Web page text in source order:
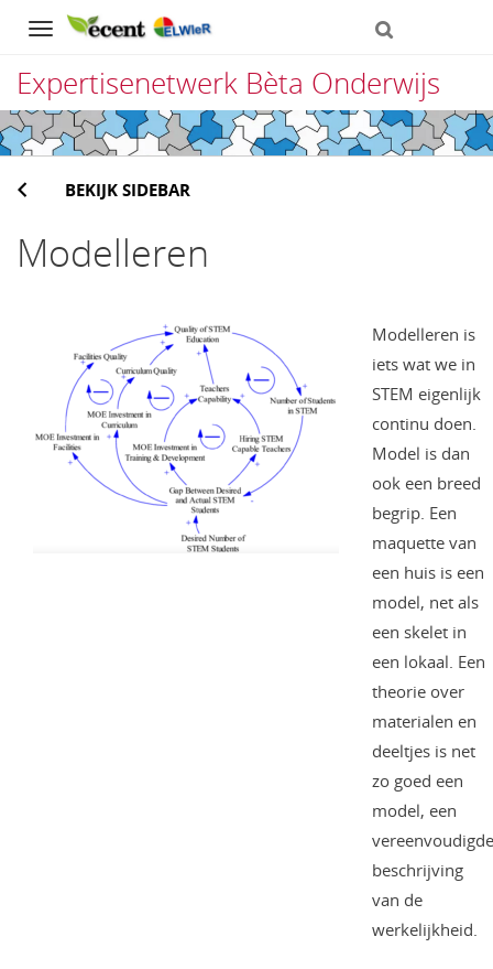
Navigation
Expertisenetwerk Bèta Onderwijs
Direct
naar
het
inhoud
BEKIJK SIDEBAR
Modelleren
Modelleren is
iets wat we in
STEM eigenlijk
continu doen.
Model is dan
ook een breed
begrip. Een
maquette van
een huis is een
model, net als
een skelet in
een lokaal. Een
theorie over
materialen en
deeltjes is net
zo goed een
model, een
vereenvoudigde
beschrijving
van de
werkelijkheid.